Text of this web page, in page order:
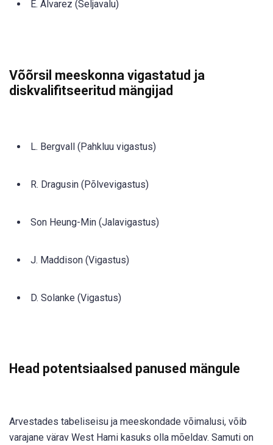
E. Alvarez (Seljavalu)
Võõrsil meeskonna vigastatud ja
diskvalifitseeritud mängijad
L. Bergvall (Pahkluu vigastus)
R. Dragusin (Põlvevigastus)
Son Heung-Min (Jalavigastus)
J. Maddison (Vigastus)
D. Solanke (Vigastus)
Head potentsiaalsed panused mängule
Arvestades tabeliseisu ja meeskondade võimalusi, võib
varajane värav West Hami kasuks olla mõeldav. Samuti on